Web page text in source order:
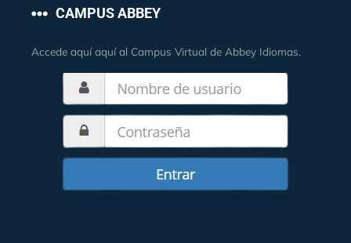
CAMPUS ABBEY
Accede aquí aquí al Campus Virtual de Abbey Idiomas.